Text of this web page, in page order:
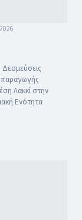
παραγωγής
Λακκί στην
Ενότητα